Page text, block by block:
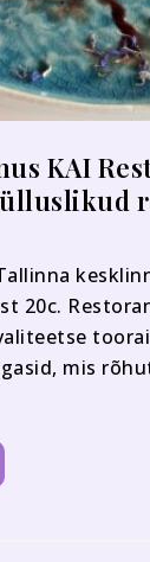
KAI
20c.
mis